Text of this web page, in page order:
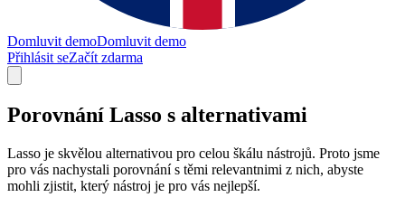
Domluvit demoDomluvit demo
Přihlásit seZačít zdarma
Porovnání Lasso s alternativami
Lasso je skvělou alternativou pro celou škálu nástrojů. Proto jsme
pro vás nachystali porovnání s těmi relevantnimi z nich, abyste
mohli zjistit, který nástroj je pro vás nejlepší.